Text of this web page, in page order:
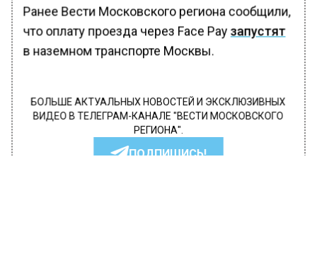
Ранее Вести Московского региона сообщили,
что оплату проезда через Face Pay запустят
в наземном транспорте Москвы.
БОЛЬШЕ АКТУАЛЬНЫХ НОВОСТЕЙ И ЭКСКЛЮЗИВНЫХ
ВИДЕО В ТЕЛЕГРАМ-КАНАЛЕ "ВЕСТИ МОСКОВСКОГО
РЕГИОНА".
ПОДПИШИСЬ!